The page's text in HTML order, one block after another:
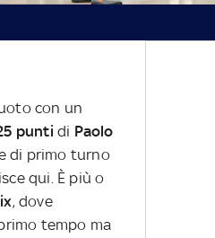
con un
punti di Paolo
di primo turno
qui. È più o
, dove
tempo ma